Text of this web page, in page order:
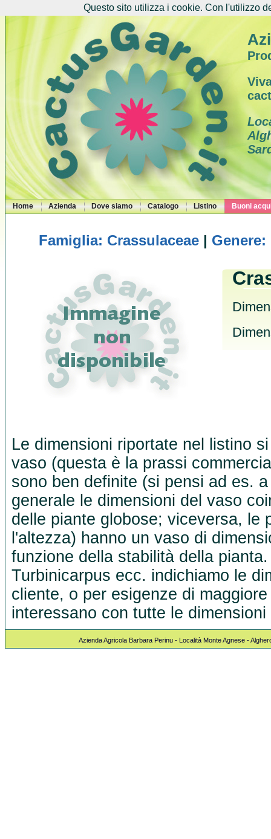
Home Azienda Dove siamo Catalogo Listino Buoni
Famiglia: Crassulaceae |
Le dimensioni riportate nel listino
vaso (questa è la prassi
sono ben definite (si pensi ad es.
generale le dimensioni del vaso
delle piante globose; viceversa, le
l'altezza) hanno un vaso di
funzione della stabilità della
Turbinicarpus ecc. indichiamo le
cliente, o per esigenze di
interessano con tutte le
Azienda Agricola Barbara Perinu - Località Monte Agnese -
Questo sito utilizza i cookie. Con l'utilizzo